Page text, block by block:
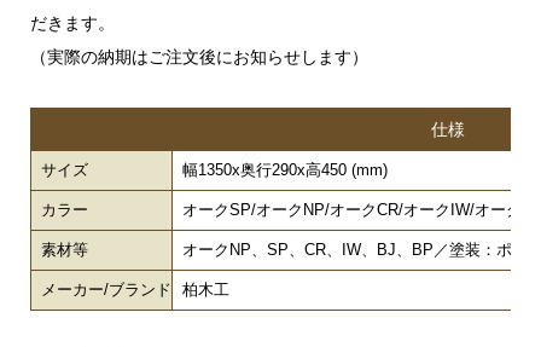
だきます。
（実際の納期はご注文後にお知らせします）
仕様
サイズ 幅1350x奥行290x高450 (mm)
カラー オークSP/オークNP/オークCR/オークIW/オーク
素材等 オークNP、SP、CR、IW、BJ、BP／塗装：ポ
メーカー/ブランド 柏木工